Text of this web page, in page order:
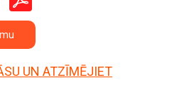
UN ATZĪMĒJIET